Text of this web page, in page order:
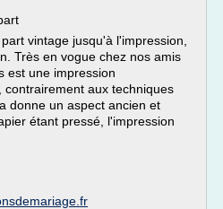
vintage jusqu'à l'impression,
Très en vogue chez nos amis
est une impression
aux techniques
donne un aspect ancien et
étant pressé, l'impression